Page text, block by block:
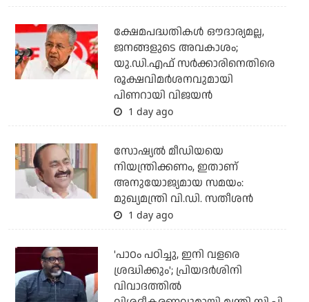
ക്ഷേമപദ്ധതികള്‍ ഔദാര്യമല്ല,
ജനങ്ങളുടെ അവകാശം;
യു.ഡി.എഫ് സര്‍ക്കാരിനെതിരെ
രൂക്ഷവിമര്‍ശനവുമായി
പിണറായി വിജയന്‍
1 day ago
സോഷ്യല്‍ മീഡിയയെ
നിയന്ത്രിക്കണം, ഇതാണ്
അനുയോജ്യമായ സമയം:
മുഖ്യമന്ത്രി വി.ഡി. സതീശന്‍
1 day ago
'പാഠം പഠിച്ചു, ഇനി വളരെ
ശ്രദ്ധിക്കും'; പ്രിയദര്‍ശിനി
വിവാദത്തില്‍